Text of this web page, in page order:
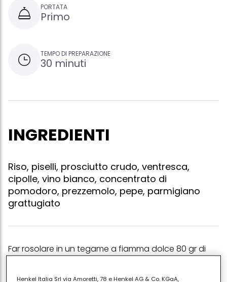
PORTATA
Primo
TEMPO DI PREPARAZIONE
30 minuti
INGREDIENTI
Riso, piselli, prosciutto crudo, ventresca,
cipolle, vino bianco, concentrato di
pomodoro, prezzemolo, pepe, parmigiano
grattugiato
Far rosolare in un tegame a fiamma dolce 80 gr di
tagliata a dadini, 4 cipolline fresche affettate e 3
Henkel Italia Srl via Amoretti, 78 e Henkel AG & Co. KGaA,